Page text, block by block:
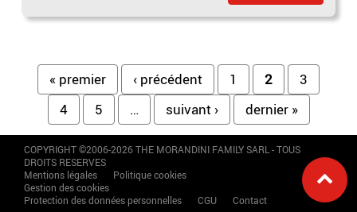
Pages
« premier ‹ précédent 1 2
3
4
5 … suivant › dernier »
COPYRIGHT ©2006-2026 THE MORANDINI FAMILY SARL - TOUS
DROITS RESERVES
Mentions légales
Politique cookies
Gestion des cookies
Protection des données personnelles
CGU Contact